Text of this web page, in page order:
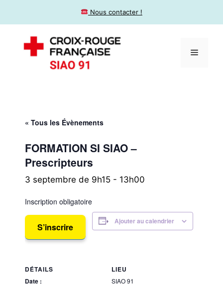
​ Nous contacter !
« Tous les Évènements
FORMATION SI SIAO –
Prescripteurs
3 septembre de 9h15 - 13h00
Inscription obligatoire
S’inscrire
Ajouter au calendrier
DÉTAILS
Date :
LIEU
SIAO 91